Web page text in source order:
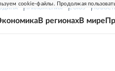
cookie-файлы. Продолжая
ПРИЛОЖЕНИЯ СОЮЗ
В регионахВ мире